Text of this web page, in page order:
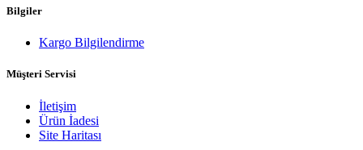
Bilgiler
Kargo Bilgilendirme
Müşteri Servisi
İletişim
Ürün İadesi
Site Haritası